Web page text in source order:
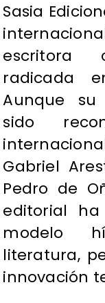
Sasia
escritora
radicada
Aunque
sido
Gabriel
Pedro de
editorial
modelo
literatura,
innovación